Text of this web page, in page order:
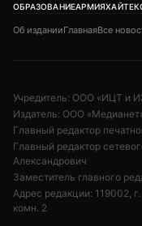
ОБРАЗОВАНИЕАРМИЯХАЙТЕК
Об изданииГлавнаяВсе
Учредитель: ООО «ИЦТ и
Издатель: ООО
Главный редактор
Главный редактор
Александрович
Заместитель главного
Адрес редакции: 119002,
комн. 2